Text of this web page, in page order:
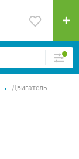
Двигатель